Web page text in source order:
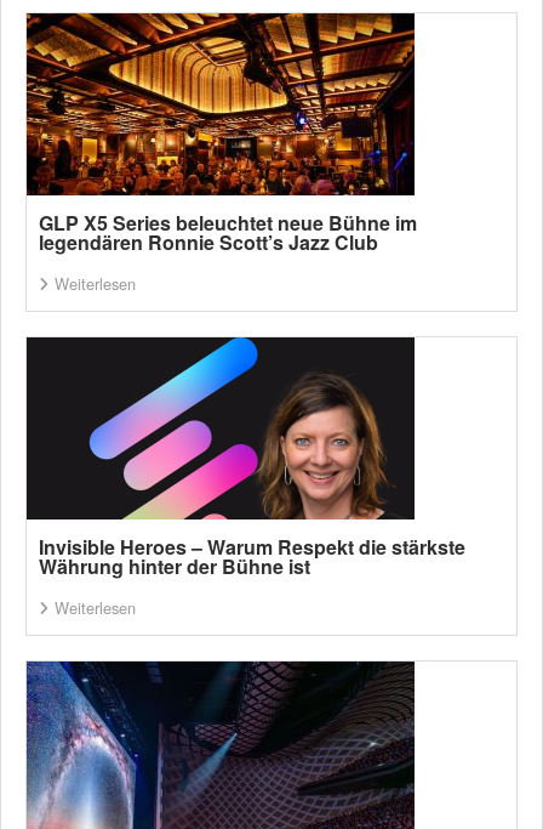
GLP X5 Series beleuchtet neue Bühne im
legendären Ronnie Scott’s Jazz Club
Weiterlesen
Invisible Heroes – Warum Respekt die stärkste
Währung hinter der Bühne ist
Weiterlesen